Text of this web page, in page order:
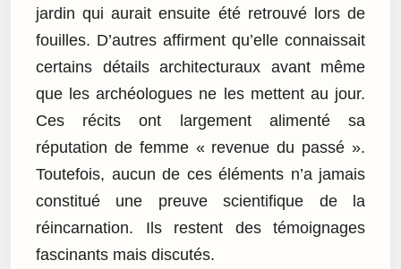
jardin qui aurait ensuite été retrouvé lors de
fouilles. D’autres affirment qu’elle connaissait
certains détails architecturaux avant même
que les archéologues ne les mettent au jour.
Ces récits ont largement alimenté sa
réputation de femme « revenue du passé ».
Toutefois, aucun de ces éléments n’a jamais
constitué une preuve scientifique de la
réincarnation. Ils restent des témoignages
fascinants mais discutés.